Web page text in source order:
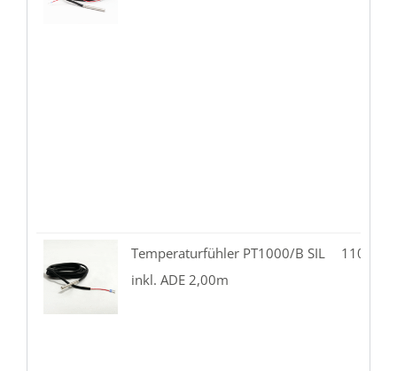
Temperaturfühler PT1000/B SIL
inkl. ADE 2,00m
110.01-